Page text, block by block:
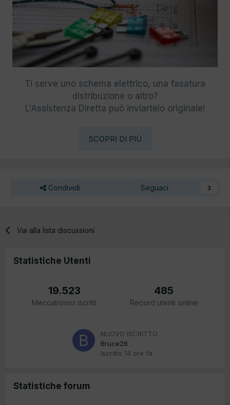
Ti serve uno schema elettrico, una fasatura
distribuzione o altro?
L'Assistenza Diretta può inviartelo originale!
SCOPRI DI PIÙ
Condividi Seguaci 3
Vai alla lista discussioni
Statistiche Utenti
19.523
Meccatronici iscritti
485
Record utenti online
NUOVO ISCRITTO
Bruce26
Iscritto 14 ore fa
Statistiche forum